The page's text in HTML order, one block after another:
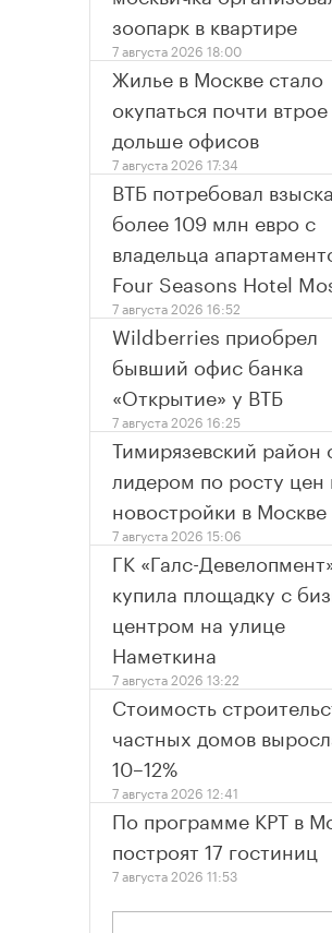
зоопарк в квартире
7 августа 2026 18:00
Жилье в Москве стало
окупаться почти втрое
дольше офисов
7 августа 2026 17:34
ВТБ потребовал
более 109 млн евро с
владельца
Four Seasons Hotel
7 августа 2026 16:52
Wildberries приобрел
бывший офис банка
«Открытие» у ВТБ
7 августа 2026 16:25
Тимирязевский район
лидером по росту цен
новостройки в Москве
7 августа 2026 15:06
ГК «Галс-
купила площадку с
центром на улице
Наметкина
7 августа 2026 13:22
Стоимость
частных домов
10–12%
7 августа 2026 12:41
По программе КРТ в
построят 17 гостиниц
7 августа 2026 11:53